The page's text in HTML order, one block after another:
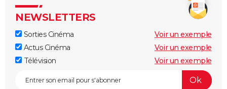
NEWSLETTERS
Sorties Cinéma
Voir un exemple
Actus Cinéma
Voir un exemple
Télévision
Voir un exemple